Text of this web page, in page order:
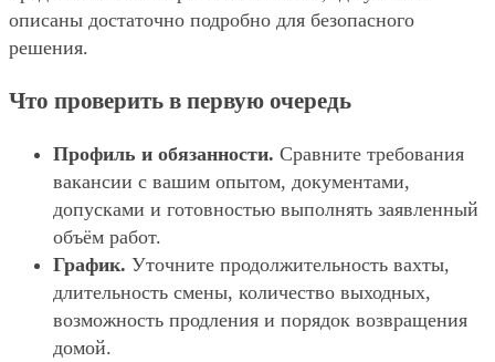
описаны достаточно подробно для безопасного
решения.
Что проверить в первую очередь
Профиль и обязанности. Сравните требования
вакансии с вашим опытом, документами,
допусками и готовностью выполнять заявленный
объём работ.
График. Уточните продолжительность вахты,
длительность смены, количество выходных,
возможность продления и порядок возвращения
домой.